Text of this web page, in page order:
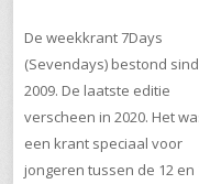
De weekkrant 7Days
(Sevendays) bestond
2009. De laatste editie
verscheen in 2020. Het
een krant speciaal voor
jongeren tussen de 12 en